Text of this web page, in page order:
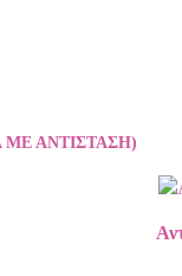
ΜΕ ΑΝΤΙΣΤΑΣΗ)